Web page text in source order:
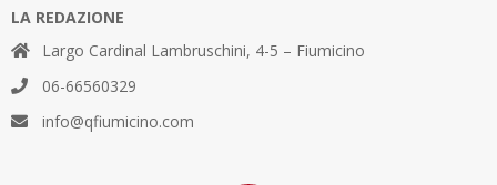
LA REDAZIONE
Largo Cardinal Lambruschini, 4-5 – Fiumicino
06-66560329
info@qfiumicino.com